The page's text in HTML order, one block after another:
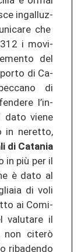
in­gal­lu­z­
che
i mo­vi­
del
di Ca­
di
l’in­
dato viene
in ne­ret­to,
di Ca­ta­nia
in più per il
è dato al
di voli
ai Co­mi­
va­lu­ta­re il
non citerò
ribad­en­do